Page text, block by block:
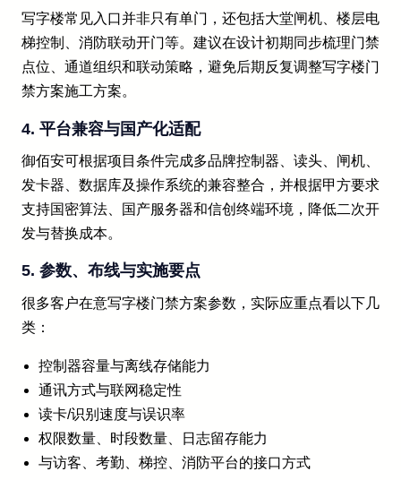
写字楼常见入口并非只有单门，还包括大堂闸机、楼层电
梯控制、消防联动开门等。建议在设计初期同步梳理门禁
点位、通道组织和联动策略，避免后期反复调整写字楼门
禁方案施工方案。
4. 平台兼容与国产化适配
御佰安可根据项目条件完成多品牌控制器、读头、闸机、
发卡器、数据库及操作系统的兼容整合，并根据甲方要求
支持国密算法、国产服务器和信创终端环境，降低二次开
发与替换成本。
5. 参数、布线与实施要点
很多客户在意写字楼门禁方案参数，实际应重点看以下几
类：
控制器容量与离线存储能力
通讯方式与联网稳定性
读卡/识别速度与误识率
权限数量、时段数量、日志留存能力
与访客、考勤、梯控、消防平台的接口方式